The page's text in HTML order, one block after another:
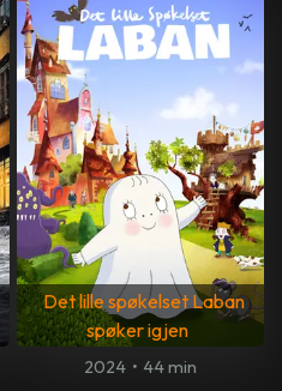
Det lille spøkelset Laban
spøker igjen
2024 • 44 min